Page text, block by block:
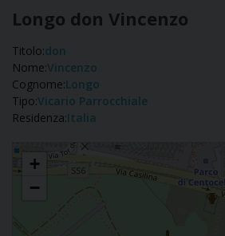
Longo don Vincenzo
Titolo:don
Nome:Vincenzo
Cognome:Longo
Tipo:Vicario Parrocchiale
Residenza:Italia
Vincenzo Longo
+
−